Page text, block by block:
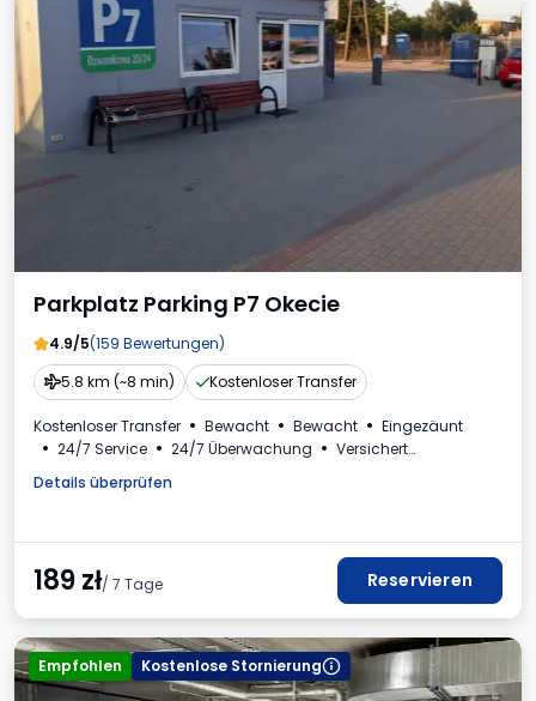
Parkplatz Parking P7 Okecie
4.9/5(159 Bewertungen)
5.8 km (~8 min)
Kostenloser Transfer
Kostenloser Transfer Bewacht Bewacht
Eingezäunt
24/7 Service
24/7 Überwachung
Versichert
Mehrwertsteuerrechnung
Details überprüfen
189zł/ 7 Tage Reservieren
Empfohlen Kostenlose Stornierung